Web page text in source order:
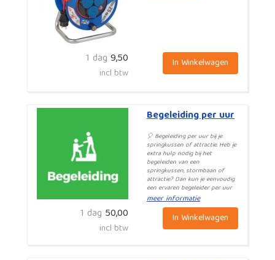
9,50
1 dag
incl btw
In Winkelwagen
Begeleiding per uur
🎈 Begeleiding per uur bij je
springkussen of attractie. Heb je
extra hulp nodig bij het
begeleiden van een
springkussen, stormbaan of
attractie? Dan kun je eenvoudig
een ervaren begeleider per uur
bijboeken. Onze begeleiders
zorgen voor een veilige en
soepele ervaring voor alle
kinderen en gasten.
meer informatie
50,00
1 dag
incl btw
In Winkelwagen